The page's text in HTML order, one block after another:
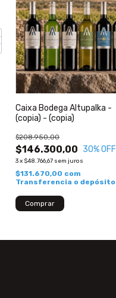
Caixa Bodega Altupalka -
(copia) - (copia)
$146.300,00
$208.950,00
30% OFF
3x $48.766,67 sem juros
$131.670,00 com
Transferencia o depósito